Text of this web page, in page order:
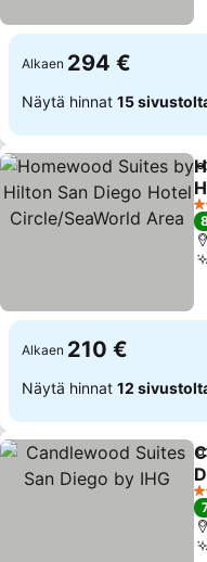
Alkaen 294 €
Näytä hinnat 15
3
Alkaen 210 €
Näytä hinnat 12
2